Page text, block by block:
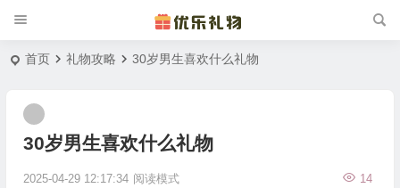
首页 礼物攻略 30岁男生喜欢什么礼物
30岁男生喜欢什么礼物
2025-04-29 12:17:34 14
阅读模式